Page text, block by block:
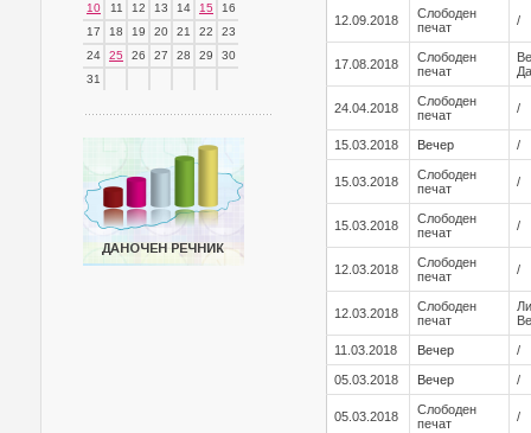
10
11 12 13 14 15
16
17
18 19 20 21 22
23
24
25 26 27 28 29
30
31
12.09.2018
Слободен
печат
/
17.08.2018
Слободен
печат
24.04.2018
Слободен
печат
/
15.03.2018 Вечер /
15.03.2018
Слободен
печат
/
15.03.2018
Слободен
печат
/
12.03.2018
Слободен
печат
/
12.03.2018
Слободен
печат
11.03.2018 Вечер /
05.03.2018 Вечер /
05.03.2018
Слободен
печат
/